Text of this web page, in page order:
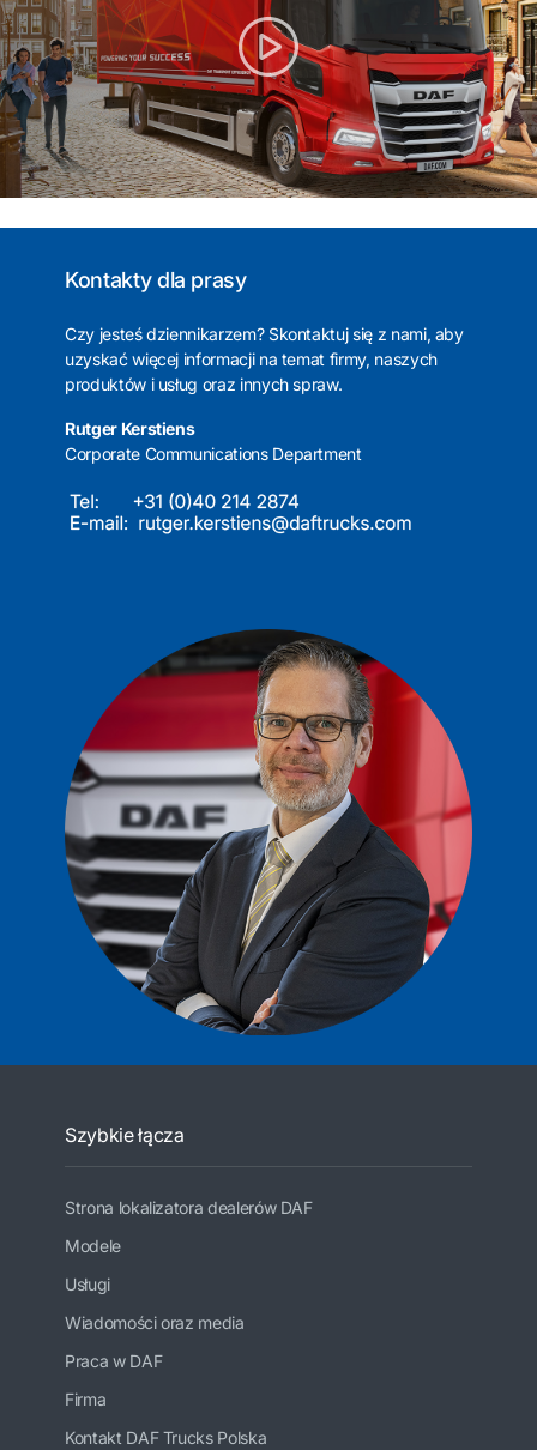
Kontakty dla prasy
Czy jesteś dziennikarzem? Skontaktuj się z nami, aby
uzyskać więcej informacji na temat firmy, naszych
produktów i usług oraz innych spraw.
Rutger Kerstiens
Corporate Communications Department
Szybkie łącza
Strona lokalizatora dealerów DAF
Modele
Usługi
Wiadomości oraz media
Praca w DAF
Firma
Kontakt DAF Trucks Polska